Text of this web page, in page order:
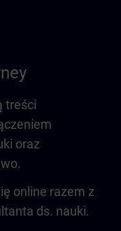
treści
oraz
online razem z
ds. nauki.